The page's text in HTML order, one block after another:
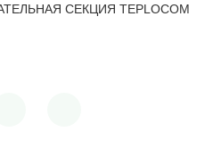
СЕКЦИЯ TEPLOCOM